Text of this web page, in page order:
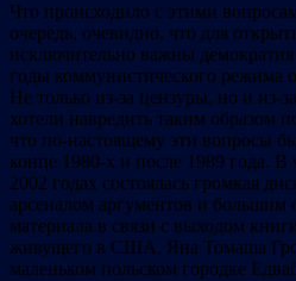
Что происходило с этими
очередь, очевидно, что для
исключительно важны демократия
годы коммунистического
Не только из-за цензуры, но и из-
хотели навредить таким образом
что по-настоящему эти вопросы
конце 1980-х и после 1989 года. В
2002 годах состоялась громкая
арсеналом аргументов и большим
материала в связи с выходом
живущего в США, Яна Томаша
маленьком польском городке